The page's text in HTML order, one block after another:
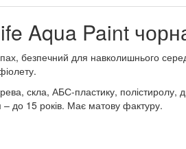
Aqua Paint
безпечний для навколишнього
скла, АБС-пластику, полістиролу,
– до 15 років. Має матову фактуру.